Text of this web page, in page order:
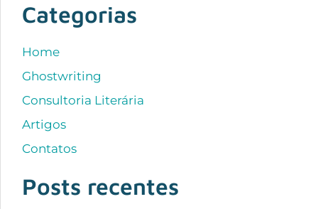
Categorias
Home
Ghostwriting
Consultoria Literária
Artigos
Contatos
Posts recentes